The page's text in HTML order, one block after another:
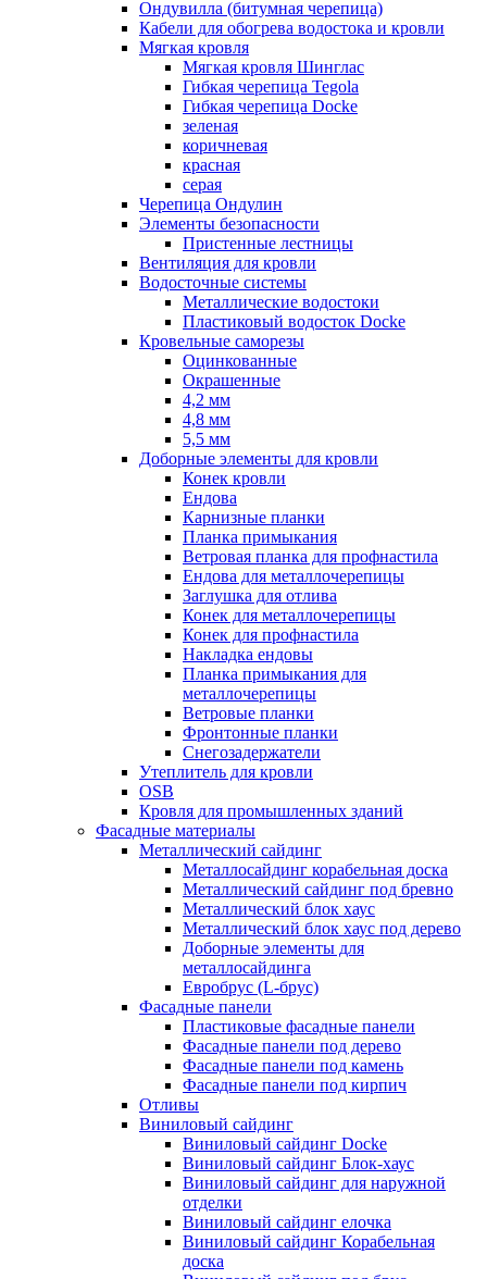
Ондувилла (битумная черепица)
Кабели для обогрева водостока и кровли
Мягкая кровля
Мягкая кровля Шинглас
Гибкая черепица Tegola
Гибкая черепица Docke
зеленая
коричневая
красная
серая
Черепица Ондулин
Элементы безопасности
Пристенные лестницы
Вентиляция для кровли
Водосточные системы
Металлические водостоки
Пластиковый водосток Docke
Кровельные саморезы
Оцинкованные
Окрашенные
4,2 мм
4,8 мм
5,5 мм
Доборные элементы для кровли
Конек кровли
Ендова
Карнизные планки
Планка примыкания
Ветровая планка для профнастила
Ендова для металлочерепицы
Заглушка для отлива
Конек для металлочерепицы
Конек для профнастила
Накладка ендовы
Планка примыкания для
металлочерепицы
Ветровые планки
Фронтонные планки
Снегозадержатели
Утеплитель для кровли
OSB
Кровля для промышленных зданий
Фасадные материалы
Металлический сайдинг
Металлосайдинг корабельная доска
Металлический сайдинг под бревно
Металлический блок хаус
Металлический блок хаус под дерево
Доборные элементы для
металлосайдинга
Евробрус (L-брус)
Фасадные панели
Пластиковые фасадные панели
Фасадные панели под дерево
Фасадные панели под камень
Фасадные панели под кирпич
Отливы
Виниловый сайдинг
Виниловый сайдинг Docke
Виниловый сайдинг Блок-хаус
Виниловый сайдинг для наружной
отделки
Виниловый сайдинг елочка
Виниловый сайдинг Корабельная
доска